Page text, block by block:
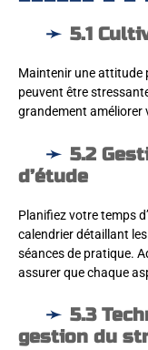
5.1
Maintenir une attitude
peuvent être
grandement améliorer
5.2
d’étude
Planifiez votre temps
calendrier détaillant
séances de pratique.
assurer que chaque
5.3
gestion du